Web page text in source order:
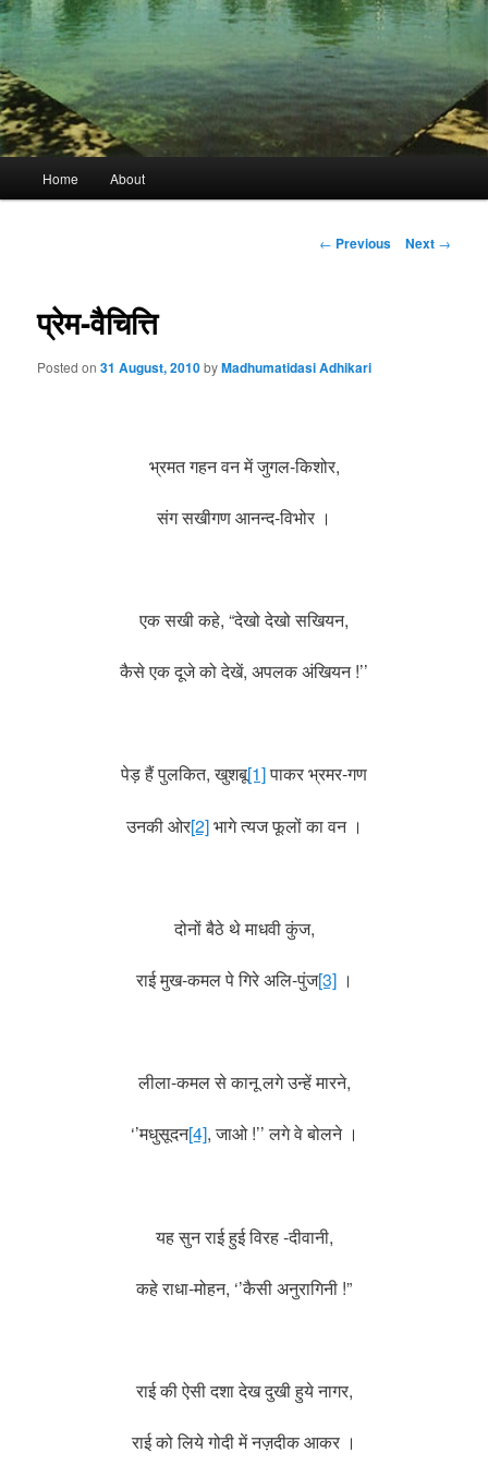
Home About
Post
← Previous Next →
प्रेम-वैचित्ति
Posted on31 August, 2010byMadhumatidasi Adhikari
भ्रमत गहन वन में जुगल-किशोर,
संग सखीगण आनन्द-विभोर ।
एक सखी कहे, “देखो देखो सखियन,
कैसे एक दूजे को देखें, अपलक अंखियन !’’
पेड़ हैं पुलकित, खुशबू[1]पाकर भ्रमर-गण
उनकी ओर[2]भागे त्यज फूलों का वन ।
दोनों बैठे थे माधवी कुंज,
राई मुख-कमल पे गिरे अलि-पुंज[3]।
लीला-कमल से कानू लगे उन्हें मारने,
‘’मधुसूदन[4], जाओ !’’ लगे वे बोलने ।
यह सुन राई हुई विरह -दीवानी,
कहे राधा-मोहन, ‘’कैसी अनुरागिनी !”
राई की ऐसी दशा देख दुखी हुये नागर,
राई को लिये गोदी में नज़दीक आकर ।